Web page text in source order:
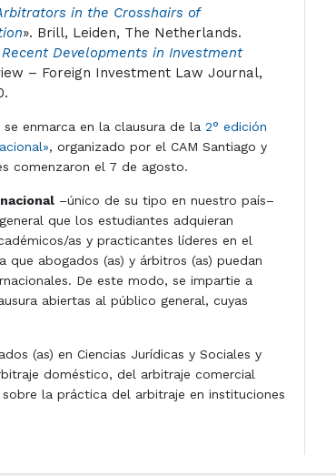
in the Crosshairs of
». Brill, Leiden, The Netherlands.
Developments in Investment
– Foreign Investment Law Journal,
se enmarca en la clausura de la2° edición
, organizado por el CAM Santiago y
comenzaron el 7 de agosto.
–único de su tipo en nuestro país–
que los estudiantes adquieran
as y practicantes líderes en el
abogados (as) y árbitros (as) puedan
De este modo, se impartie a
abiertas al público general, cuyas
(as) en Ciencias Jurídicas y Sociales y
doméstico, del arbitraje comercial
la práctica del arbitraje en instituciones